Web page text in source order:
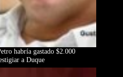
habría gastado $2.000
a Duque